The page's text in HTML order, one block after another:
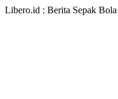
Libero.id : Berita Sepak